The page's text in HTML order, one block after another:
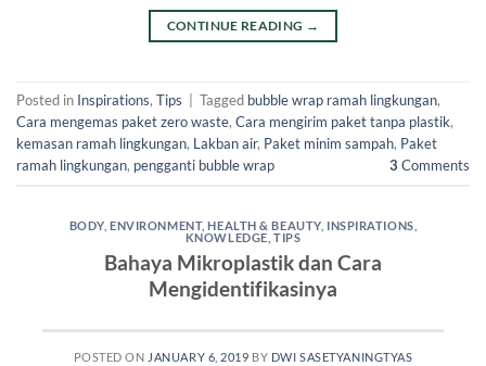
CONTINUE READING →
Posted in Inspirations, Tips Tagged bubble wrap ramah lingkungan,
Cara mengemas paket zero waste, Cara mengirim paket tanpa plastik,
kemasan ramah lingkungan, Lakban air, Paket minim sampah, Paket
ramah lingkungan, pengganti bubble wrap 3 Comments
BODY ,ENVIRONMENT,HEALTH & BEAUTY, INSPIRATIONS
KNOWLEDGE TIPS
Bahaya Mikroplastik dan Cara
Mengidentifikasinya
POSTED ON JANUARY 6, 2019 BY DWI SASETYANINGTYAS